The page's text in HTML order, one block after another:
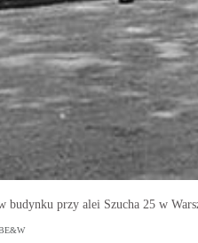
budynku przy alei Szucha 25 w